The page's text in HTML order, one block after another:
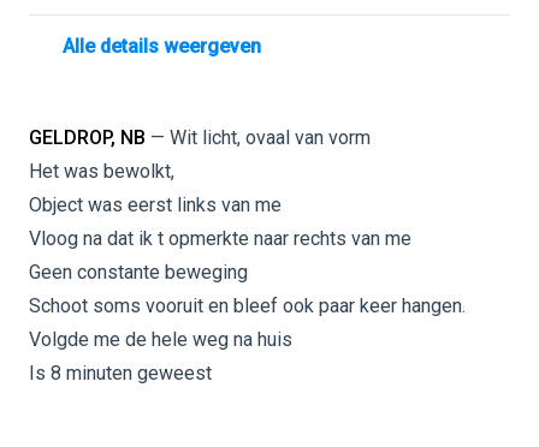
Alle details weergeven
GELDROP, NB — Wit licht, ovaal van vorm
Het was bewolkt,
Object was eerst links van me
Vloog na dat ik t opmerkte naar rechts van me
Geen constante beweging
Schoot soms vooruit en bleef ook paar keer hangen.
Volgde me de hele weg na huis
Is 8 minuten geweest